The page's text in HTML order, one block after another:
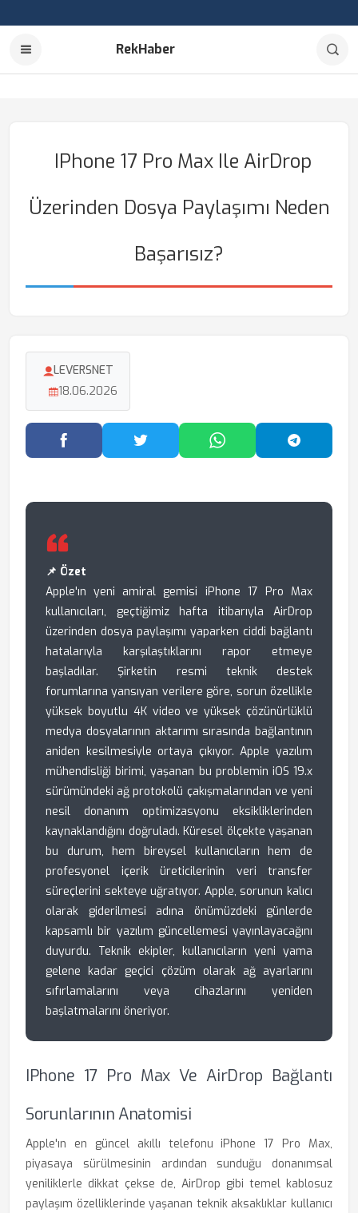
RekHaber
IPhone 17 Pro Max Ile AirDrop
Üzerinden Dosya Paylaşımı Neden
Başarısız?
LEVERSNET
18.06.2026
Facebook'ta PaylaşTwitter'da PaylaşWhatsApp'ta Paylaş
📌 Özet
Apple'ın yeni amiral gemisi iPhone 17 Pro Max
kullanıcıları, geçtiğimiz hafta itibarıyla AirDrop
üzerinden dosya paylaşımı yaparken ciddi bağlantı
hatalarıyla karşılaştıklarını rapor etmeye
başladılar. Şirketin resmi teknik destek
forumlarına yansıyan verilere göre, sorun özellikle
yüksek boyutlu 4K video ve yüksek çözünürlüklü
medya dosyalarının aktarımı sırasında bağlantının
aniden kesilmesiyle ortaya çıkıyor. Apple yazılım
mühendisliği birimi, yaşanan bu problemin iOS 19.x
sürümündeki ağ protokolü çakışmalarından ve yeni
nesil donanım optimizasyonu eksikliklerinden
kaynaklandığını doğruladı. Küresel ölçekte yaşanan
bu durum, hem bireysel kullanıcıların hem de
profesyonel içerik üreticilerinin veri transfer
süreçlerini sekteye uğratıyor. Apple, sorunun kalıcı
olarak giderilmesi adına önümüzdeki günlerde
kapsamlı bir yazılım güncellemesi yayınlayacağını
duyurdu. Teknik ekipler, kullanıcıların yeni yama
gelene kadar geçici çözüm olarak ağ ayarlarını
sıfırlamalarını veya cihazlarını yeniden
başlatmalarını öneriyor.
IPhone 17 Pro Max Ve AirDrop Bağlantı
Sorunlarının Anatomisi
Apple'ın en güncel akıllı telefonu iPhone 17 Pro Max,
piyasaya sürülmesinin ardından sunduğu donanımsal
yeniliklerle dikkat çekse de, AirDrop gibi temel kablosuz
paylaşım özelliklerinde yaşanan teknik aksaklıklar kullanıcı